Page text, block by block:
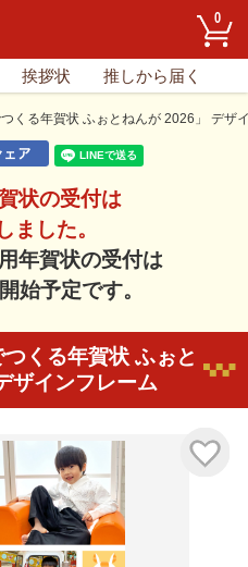
0
挨拶状 推しから届く
つくる年賀状 ふぉとねんが 2026」 デザ
状の受付は
ました。
年賀状の受付は
始予定です。
くる年賀状 ふぉと
ザインフレーム